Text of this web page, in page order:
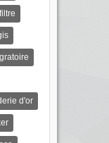
filtre
d'or